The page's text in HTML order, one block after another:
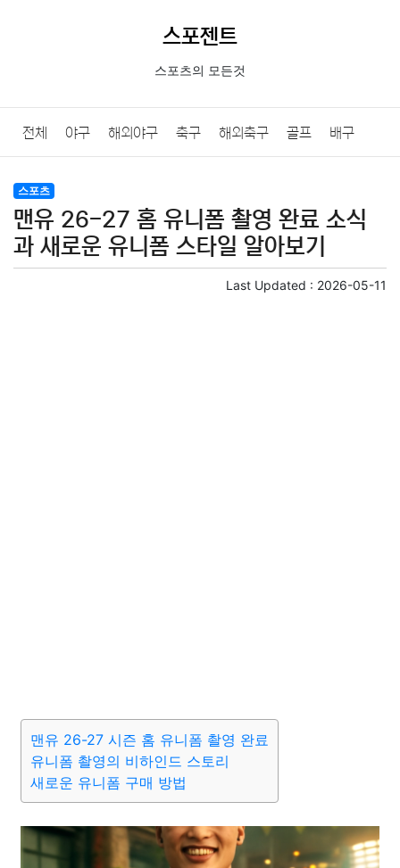
스포젠트
스포츠의 모든것
전체 야구 해외야구 축구 해외축구 골프 배구
농구
스포츠
맨유 26-27 홈 유니폼 촬영 완료 소식
과 새로운 유니폼 스타일 알아보기
Last Updated : 2026-05-11
맨유 26-27 시즌 홈 유니폼 촬영 완료
유니폼 촬영의 비하인드 스토리
새로운 유니폼 구매 방법